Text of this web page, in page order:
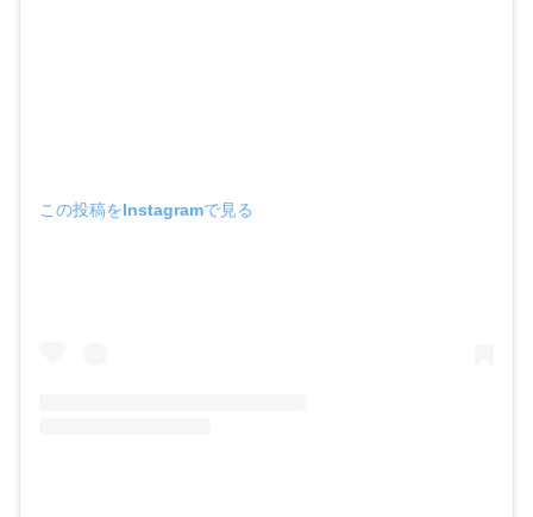
この投稿をInstagramで見る